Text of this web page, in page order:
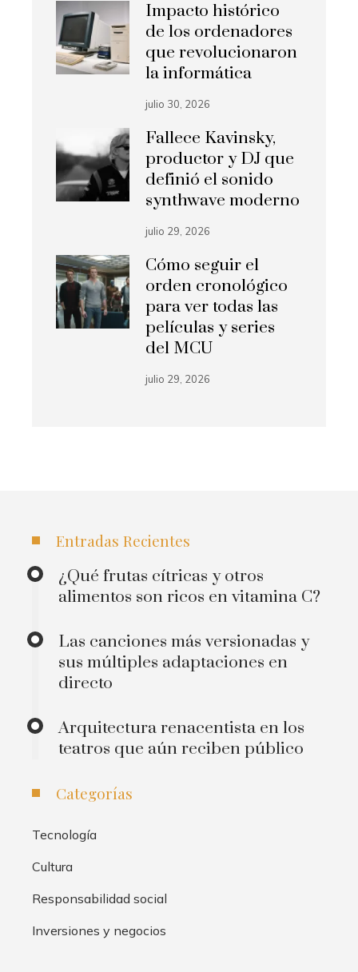
Impacto histórico
de los ordenadores
que revolucionaron
la informática
julio 30, 2026
Fallece Kavinsky,
productor y DJ que
definió el sonido
synthwave moderno
julio 29, 2026
Cómo seguir el
orden cronológico
para ver todas las
películas y series
del MCU
julio 29, 2026
Entradas Recientes
¿Qué frutas cítricas y otros
alimentos son ricos en vitamina C?
Las canciones más versionadas y
sus múltiples adaptaciones en
directo
Arquitectura renacentista en los
teatros que aún reciben público
Categorías
Tecnología
Cultura
Responsabilidad social
Inversiones y negocios